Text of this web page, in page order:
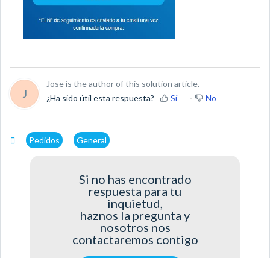
J
Jose is the author of this solution article.
¿Ha sido útil esta respuesta?
Sí No
Pedidos General
Si no has encontrado
respuesta para tu
inquietud,
haznos la pregunta y
nosotros nos
contactaremos contigo